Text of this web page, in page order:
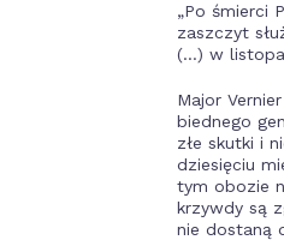
„Po śmierci
zaszczyt
(…) w
Major
biednego
złe skutki i
dziesięciu
tym obozie
krzywdy są
nie dostaną